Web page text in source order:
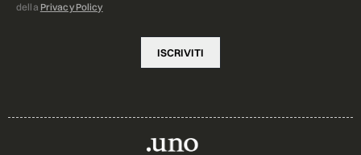
della Privacy Policy